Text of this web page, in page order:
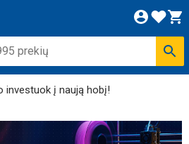
investuok į naują hobį!